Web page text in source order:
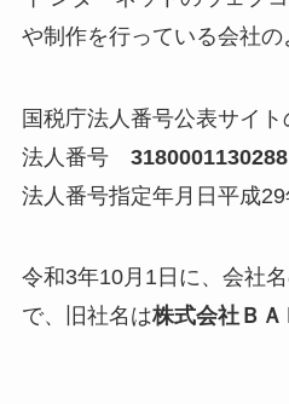
や制作を行っている会社の
国税庁法人番号公表サイト
法人番号 3180001130288
法人番号指定年月日平成29
令和3年10月1日に、会社
で、旧社名は株式会社ＢＡ